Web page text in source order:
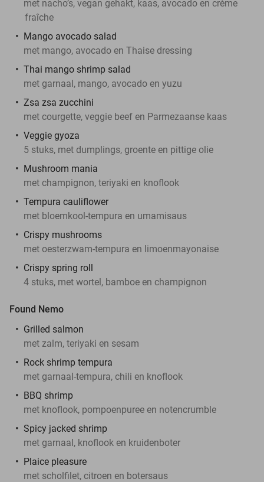
met nacho’s, vegan gehakt, kaas, avocado en crème
fraîche
Mango avocado salad
met mango, avocado en Thaise dressing
Thai mango shrimp salad
met garnaal, mango, avocado en yuzu
Zsa zsa zucchini
met courgette, veggie beef en Parmezaanse kaas
Veggie gyoza
5 stuks, met dumplings, groente en pittige olie
Mushroom mania
met champignon, teriyaki en knoflook
Tempura cauliflower
met bloemkool-tempura en umamisaus
Crispy mushrooms
met oesterzwam-tempura en limoenmayonaise
Crispy spring roll
4 stuks, met wortel, bamboe en champignon
Found Nemo
Grilled salmon
met zalm, teriyaki en sesam
Rock shrimp tempura
met garnaal-tempura, chili en knoflook
BBQ shrimp
met knoflook, pompoenpuree en notencrumble
Spicy jacked shrimp
met garnaal, knoflook en kruidenboter
Plaice pleasure
met scholfilet, citroen en botersaus